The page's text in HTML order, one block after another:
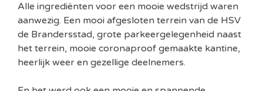
Alle ingrediënten voor een mooie wedstrijd waren
aanwezig. Een mooi afgesloten terrein van de HSV
de Brandersstad, grote parkeergelegenheid naast
het terrein, mooie coronaproof gemaakte kantine,
heerlijk weer en gezellige deelnemers.